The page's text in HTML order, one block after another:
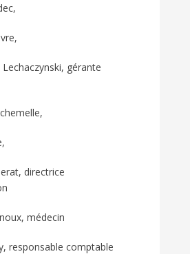
gérante
directrice
médecin
responsable comptable